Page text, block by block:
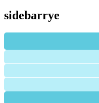
sidebarrye